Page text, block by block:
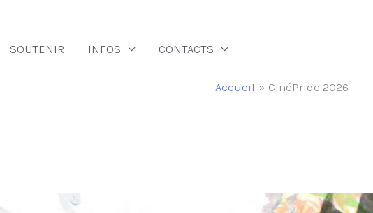
SOUTENIR INFOS CONTACTS
Accueil CinéPride 2026